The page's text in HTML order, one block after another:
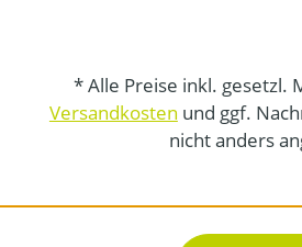
* Alle Preise inkl. gesetzl.
Versandkosten und ggf.
nicht anders